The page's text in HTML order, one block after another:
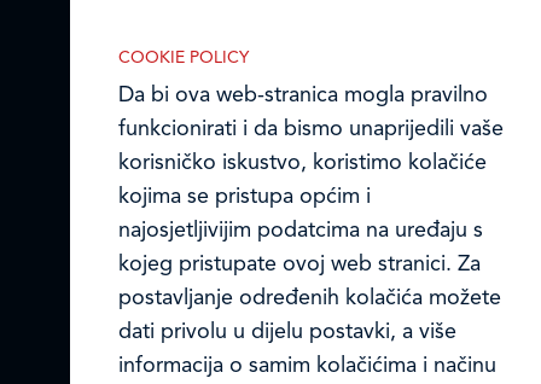
Online formular
Privacy notice and Cookies
© LEDO plus d.o.o. 2026.
COOKIE POLICY
Da bi ova web-stranica mogla pravilno
funkcionirati i da bismo unaprijedili vaše
korisničko iskustvo, koristimo kolačiće
kojima se pristupa općim i
najosjetljivijim podatcima na uređaju s
kojeg pristupate ovoj web stranici. Za
postavljanje određenih kolačića možete
dati privolu u dijelu postavki, a više
informacija o samim kolačićima i načinu
Nužni (tehnički) kolačići
Nužni kolačići omogućuju osnovne
funkcionalnosti. Bez ovih kolačića, web-
stranica ne može pravilno funkcionirati,
a isključiti ih možete mijenjanjem
postavki u svome web-pregledniku.